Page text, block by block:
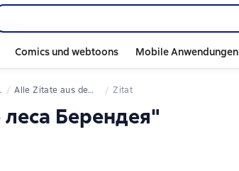
Comics und webtoons Mobile Anwendungen
Alle Zitate aus dem Buch Zitat
Берендея"